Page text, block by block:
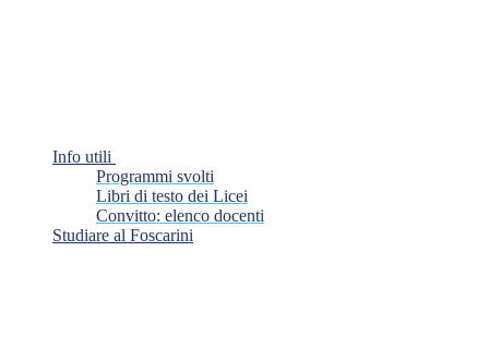
Info utili
Programmi svolti
Libri di testo dei Licei
Convitto: elenco docenti
Studiare al Foscarini